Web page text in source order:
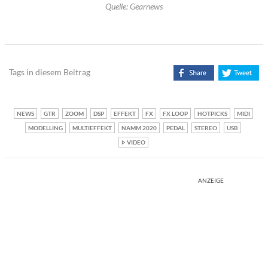
Quelle: Gearnews
Tags in diesem Beitrag
NEWS GTR ZOOM DSP EFFEKT FX FX LOOP HOTPICKS
MIDI
MODELLING
MULTIEFFEKT NAMM 2020 PEDAL STEREO
USB
VIDEO
ANZEIGE